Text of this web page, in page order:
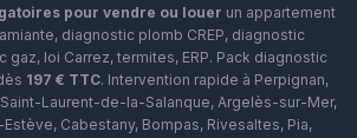
pour vendre ou louer un appartement
diagnostic plomb CREP, diagnostic
loi Carrez, termites, ERP. Pack diagnostic
197 € TTC. Intervention rapide à Perpignan,
Saint-Laurent-de-la-Salanque, Argelès-sur-Mer,
Estève, Cabestany, Bompas, Rivesaltes, Pia,